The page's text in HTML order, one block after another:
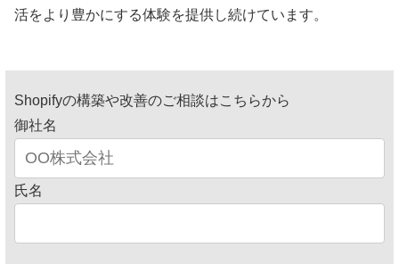
活をより豊かにする体験を提供し続けています。
Shopifyの構築や改善のご相談はこちらから
御社名
氏名